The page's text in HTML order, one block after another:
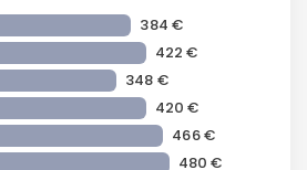
384 €
422 €
348 €
420 €
466 €
480 €